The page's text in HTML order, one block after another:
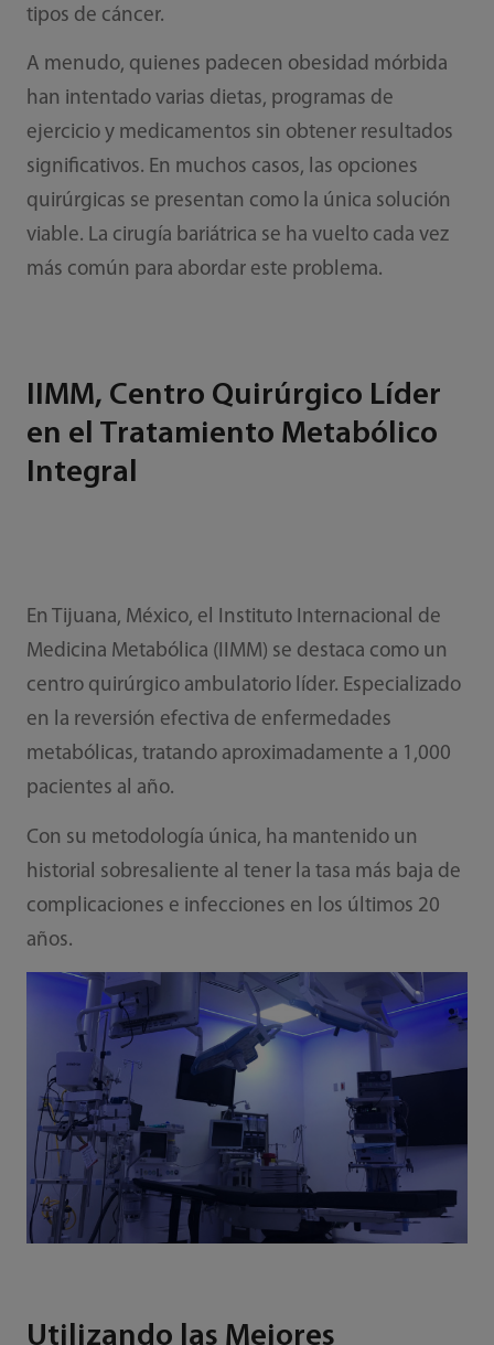
tipos de cáncer.
A menudo, quienes padecen obesidad mórbida
han intentado varias dietas, programas de
ejercicio y medicamentos sin obtener resultados
significativos. En muchos casos, las opciones
quirúrgicas se presentan como la única solución
viable. La cirugía bariátrica se ha vuelto cada vez
más común para abordar este problema.
IIMM, Centro Quirúrgico Líder
en el Tratamiento Metabólico
Integral
En Tijuana, México, el Instituto Internacional de
Medicina Metabólica (IIMM) se destaca como un
centro quirúrgico ambulatorio líder. Especializado
en la reversión efectiva de enfermedades
metabólicas, tratando aproximadamente a 1,000
pacientes al año.
Con su metodología única, ha mantenido un
historial sobresaliente al tener la tasa más baja de
complicaciones e infecciones en los últimos 20
años.
Utilizando las Mejores